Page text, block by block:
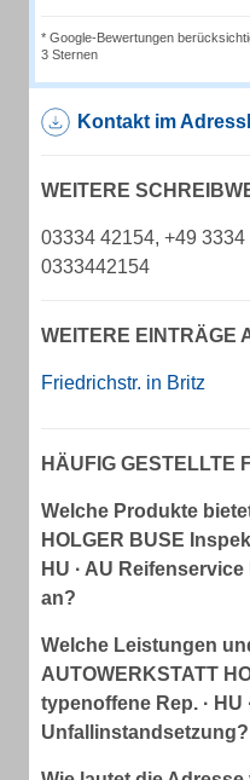
* Google-Bewertungen
3 Sternen
Kontakt im
WEITERE
03334 42154, +49
0333442154
WEITERE EINTRÄGE
Friedrichstr. in Britz
HÄUFIG GESTELLTE
Welche Produkte
HOLGER BUSE
HU · AU
an?
Welche Leistungen
AUTOWERKSTATT
typenoffene Rep. · HU
Unfallinstandsetzung?